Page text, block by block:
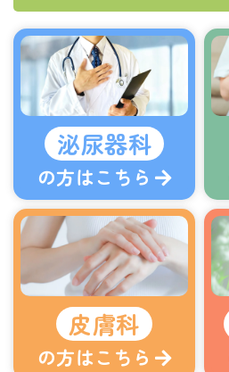
泌尿器科
の方はこちら
皮膚科
の方はこちら